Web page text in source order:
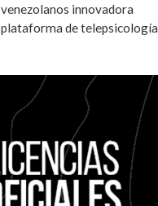
venezolanos innovadora
plataforma de telepsicología